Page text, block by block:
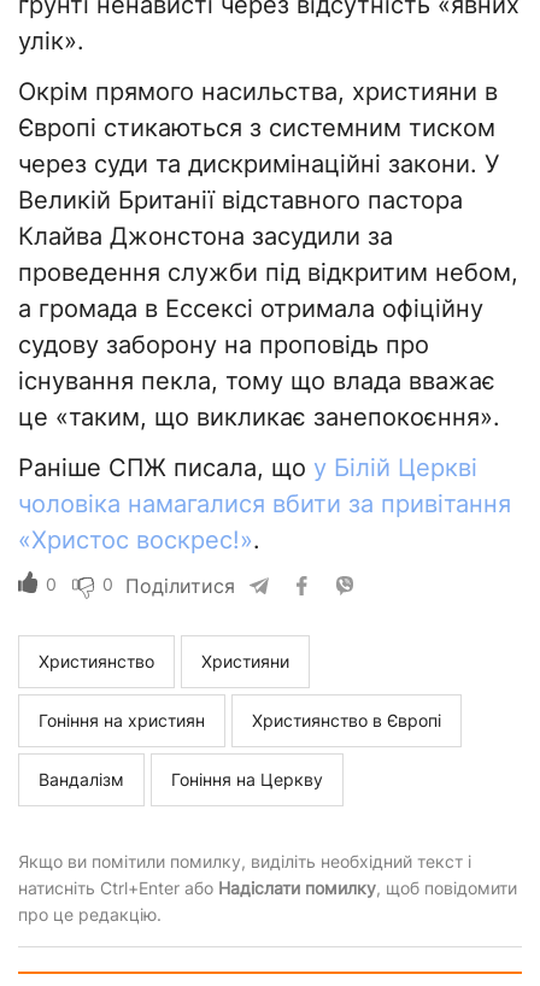
улік».
Окрім прямого насильства, християни в
Європі стикаються з системним тиском
через суди та дискримінаційні закони. У
Великій Британії відставного пастора
Клайва Джонстона засудили за
проведення служби під відкритим небом,
а громада в Ессексі отримала офіційну
судову заборону на проповідь про
існування пекла, тому що влада вважає
це «таким, що викликає занепокоєння».
Раніше СПЖ писала, що у Білій Церкві
чоловіка намагалися вбити за привітання
«Христос воскрес!».
0 0 Поділитися
Християнство Християни
Гоніння на християн Християнство в Європі
Вандалізм Гоніння на Церкву
Якщо ви помітили помилку, виділіть необхідний текст і
натисніть Ctrl+Enter або Надіслати помилку, щоб повідомити
про це редакцію.